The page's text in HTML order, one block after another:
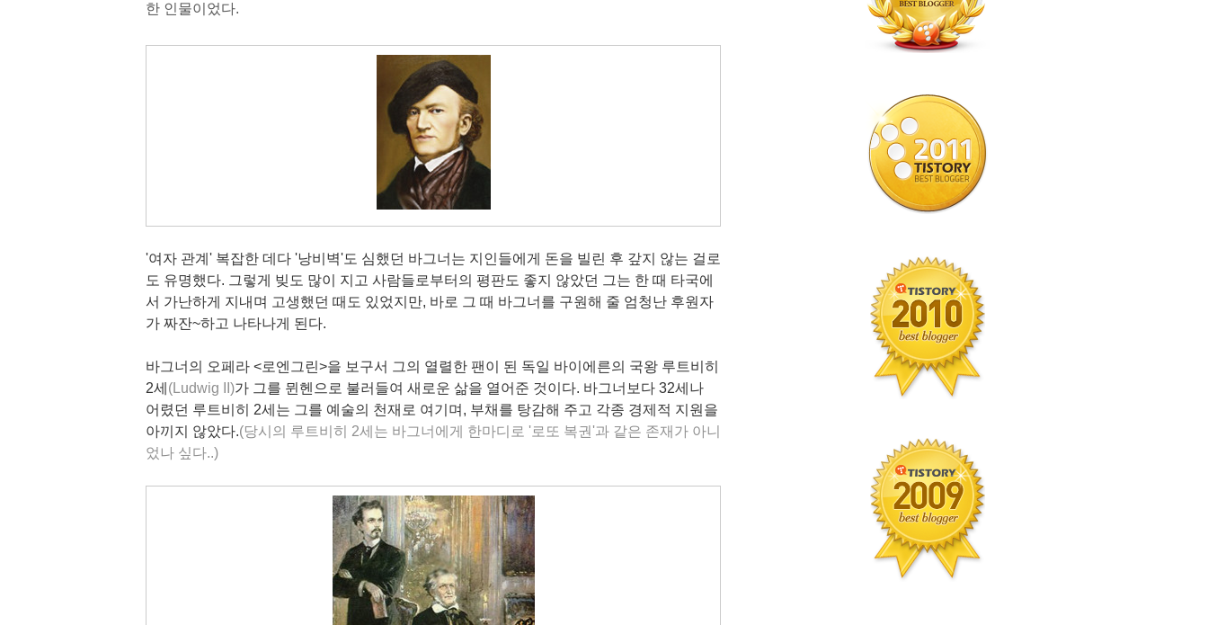
한 인물이었다.
'여자 관계' 복잡한 데다 '낭비벽'도 심했던 바그너는 지인들에게 돈을 빌린 후 갚지 않는 걸로
도 유명했다. 그렇게 빚도 많이 지고 사람들로부터의 평판도 좋지 않았던 그는 한 때 타국에
서 가난하게 지내며 고생했던 때도 있었지만, 바로 그 때 바그너를 구원해 줄 엄청난 후원자
가 짜잔~하고 나타나게 된다.
바그너의 오페라 <로엔그린>을 보구서 그의 열렬한 팬이 된 독일 바이에른의 국왕 루트비히
2세 (Ludwig II)가 그를 뮌헨으로 불러들여 새로운 삶을 열어준 것이다. 바그너보다 32세나
어렸던 루트비히 2세는 그를 예술의 천재로 여기며, 부채를 탕감해 주고 각종 경제적 지원을
아끼지 않았다.(당시의 루트비히 2세는 바그너에게 한마디로 '로또 복권'과 같은 존재가 아니
었나 싶다..)